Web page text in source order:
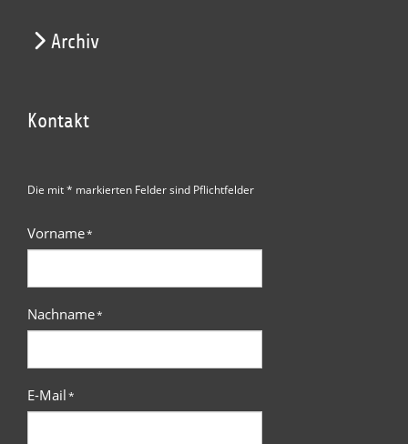
Archiv
Kontakt
Die mit * markierten Felder sind Pflichtfelder
Vorname*
Nachname*
E-Mail*